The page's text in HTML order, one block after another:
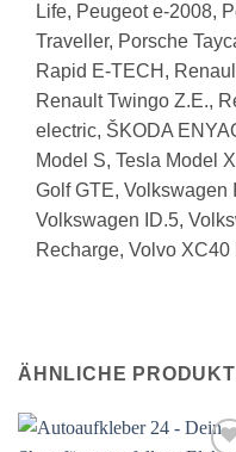
Life, Peugeot e-2008,
Traveller, Porsche
Rapid E-TECH,
Renault Twingo Z.E.,
electric, ŠKODA
Model S, Tesla Model
Golf GTE, Volkswagen
Volkswagen ID.5,
Recharge, Volvo XC40
ÄHNLICHE